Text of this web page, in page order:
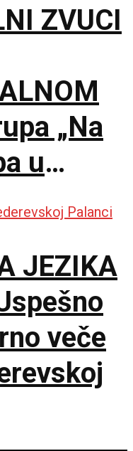
ZVUCI
„Na
u
JEZIKA
veče